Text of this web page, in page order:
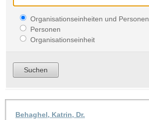
Organisationseinheiten und Personen
Personen
Organisationseinheit
Behaghel, Katrin, Dr.